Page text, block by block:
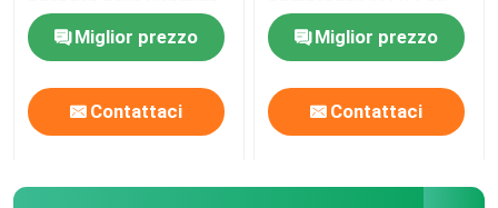
della compressa
Miglior prezzo
Contattaci
Acerola
Miglior prezzo
Contattaci